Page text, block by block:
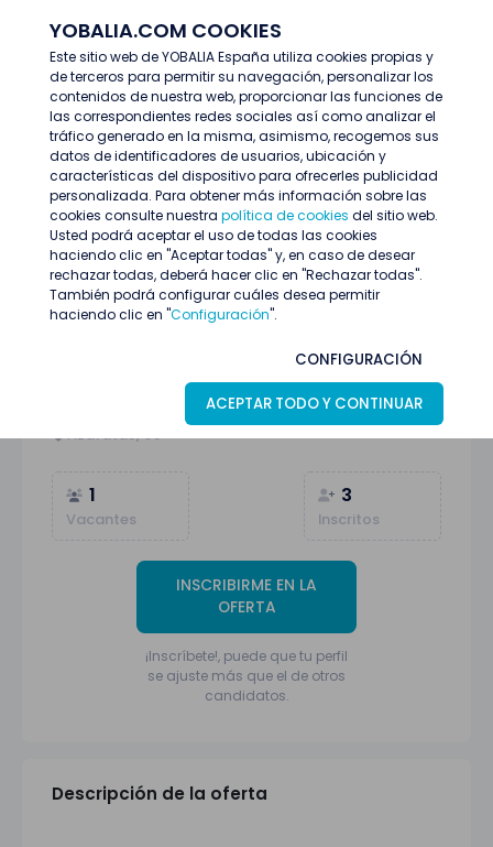
YOBALIA.COM COOKIES
Este sitio web de YOBALIA España utiliza cookies propias y
de terceros para permitir su navegación, personalizar los
contenidos de nuestra web, proporcionar las funciones de
las correspondientes redes sociales así como analizar el
tráfico generado en la misma, asimismo, recogemos sus
datos de identificadores de usuarios, ubicación y
características del dispositivo para ofrecerles publicidad
personalizada. Para obtener más información sobre las
cookies consulte nuestra política de cookies del sitio web.
Usted podrá aceptar el uso de todas las cookies
haciendo clic en "Aceptar todas" y, en caso de desear
rechazar todas, deberá hacer clic en "Rechazar todas".
También podrá configurar cuáles desea permitir
haciendo clic en "Configuración".
CONFIGURACIÓN
ACEPTAR TODO Y CONTINUAR
Últimas ofertas
URGE AZAFATAS/OS DE IMAGEN EN MENORCA
URGE AZAFATAS/OS DE IMAGEN EN
MENORCA (Baleares) 07 Julio
Azafatas/os
1
Vacantes
3
Inscritos
INSCRIBIRME EN LA
OFERTA
¡Inscríbete!, puede que tu perfil
se ajuste más que el de otros
candidatos.
Descripción de la oferta